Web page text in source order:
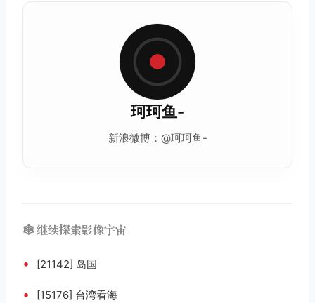
珂珂鱼-
新浪微博：@珂珂鱼-
🕸️ 继续探索影像宇宙
• [21142] 岛国
• [15176] 台湾看海